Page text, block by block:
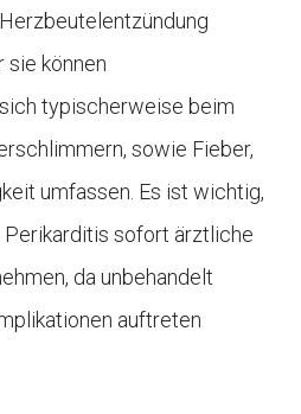
sie können
typischerweise beim
sowie Fieber,
umfassen. Es ist wichtig,
sofort ärztliche
da unbehandelt
auftreten